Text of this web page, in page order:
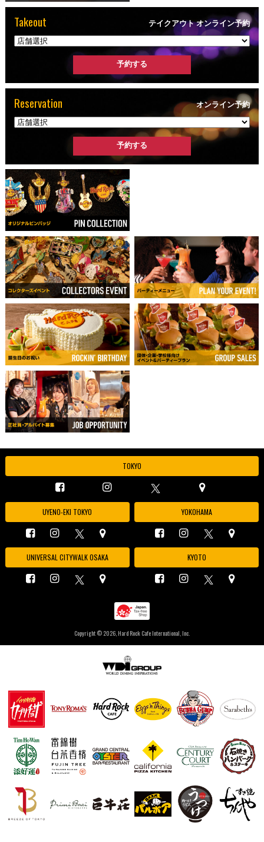
Takeout テイクアウト オンライン予約
Reservation オンライン予約
TOKYO
UYENO-EKI TOKYO YOKOHAMA
UNIVERSAL CITYWALK OSAKA KYOTO
Copyright © 2026, Hard Rock Cafe International, Inc.